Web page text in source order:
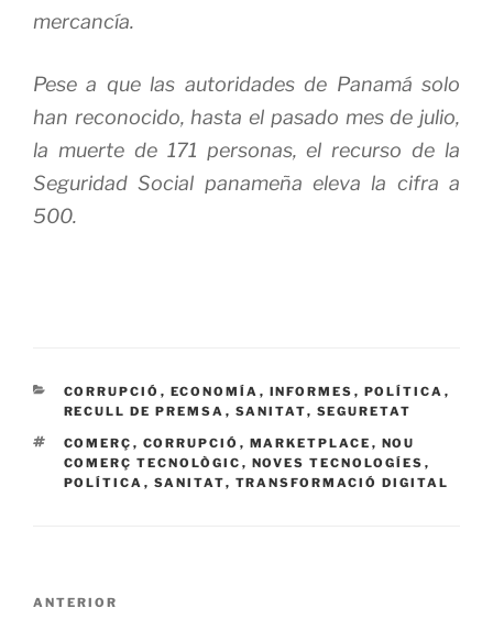
mercancía.
Pese a que las autoridades de Panamá solo
han reconocido, hasta el pasado mes de julio,
la muerte de 171 personas, el recurso de la
Seguridad Social panameña eleva la cifra a
500.
CATEGORÍAS
CORRUPCIÓ , ECONOMÍA , INFORMES , POLÍTICA ,
RECULL DE PREMSA , SANITAT, SEGURETAT
ETIQUETAS
COMERÇ , CORRUPCIÓ , MARKETPLACE , NOU
COMERÇ TECNOLÒGIC , NOVES TECNOLOGÍES ,
POLÍTICA , SANITAT, TRANSFORMACIÓ DIGITAL
Entrada
ANTERIOR